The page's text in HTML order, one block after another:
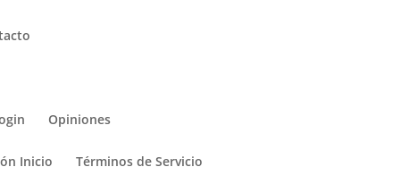
Opiniones
Inicio Términos de Servicio